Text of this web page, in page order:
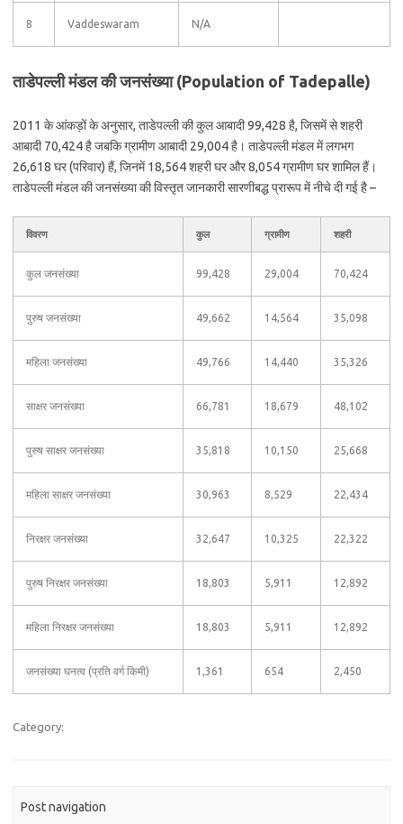
8 Vaddeswaram N/A
ताडेपल्ली मंडल की जनसंख्या (Population of Tadepalle)
2011 के आंकड़ों के अनुसार, ताडेपल्ली की कुल आबादी 99,428 है, जिसमें से शहरी
आबादी 70,424 है जबकि ग्रामीण आबादी 29,004 है। ताडेपल्ली मंडल में लगभग
26,618 घर (परिवार) हैं, जिनमें 18,564 शहरी घर और 8,054 ग्रामीण घर शामिल हैं।
ताडेपल्ली मंडल की जनसंख्या की विस्तृत जानकारी सारणीबद्ध प्रारूप में नीचे दी गई है –
विवरण कुल ग्रामीण शहरी
कुल जनसंख्या 99,428 29,004 70,424
पुरुष जनसंख्या 49,662 14,564 35,098
महिला जनसंख्या 49,766 14,440 35,326
साक्षर जनसंख्या 66,781 18,679 48,102
पुरुष साक्षर जनसंख्या 35,818 10,150 25,668
महिला साक्षर जनसंख्या 30,963 8,529 22,434
निरक्षर जनसंख्या 32,647 10,325 22,322
पुरुष निरक्षर जनसंख्या 18,803 5,911 12,892
महिला निरक्षर जनसंख्या 18,803 5,911 12,892
जनसंख्या घनत्व (प्रति वर्ग किमी) 1,361 654 2,450
Category:
Post navigation